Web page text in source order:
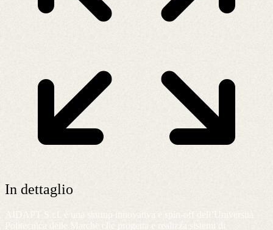
In dettaglio
AIDAPT S.r.l. è una startup innovativa e spin-off dell’Università
Politecnica delle Marche che progetta e realizza sistemi di